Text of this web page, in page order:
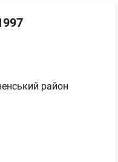
район